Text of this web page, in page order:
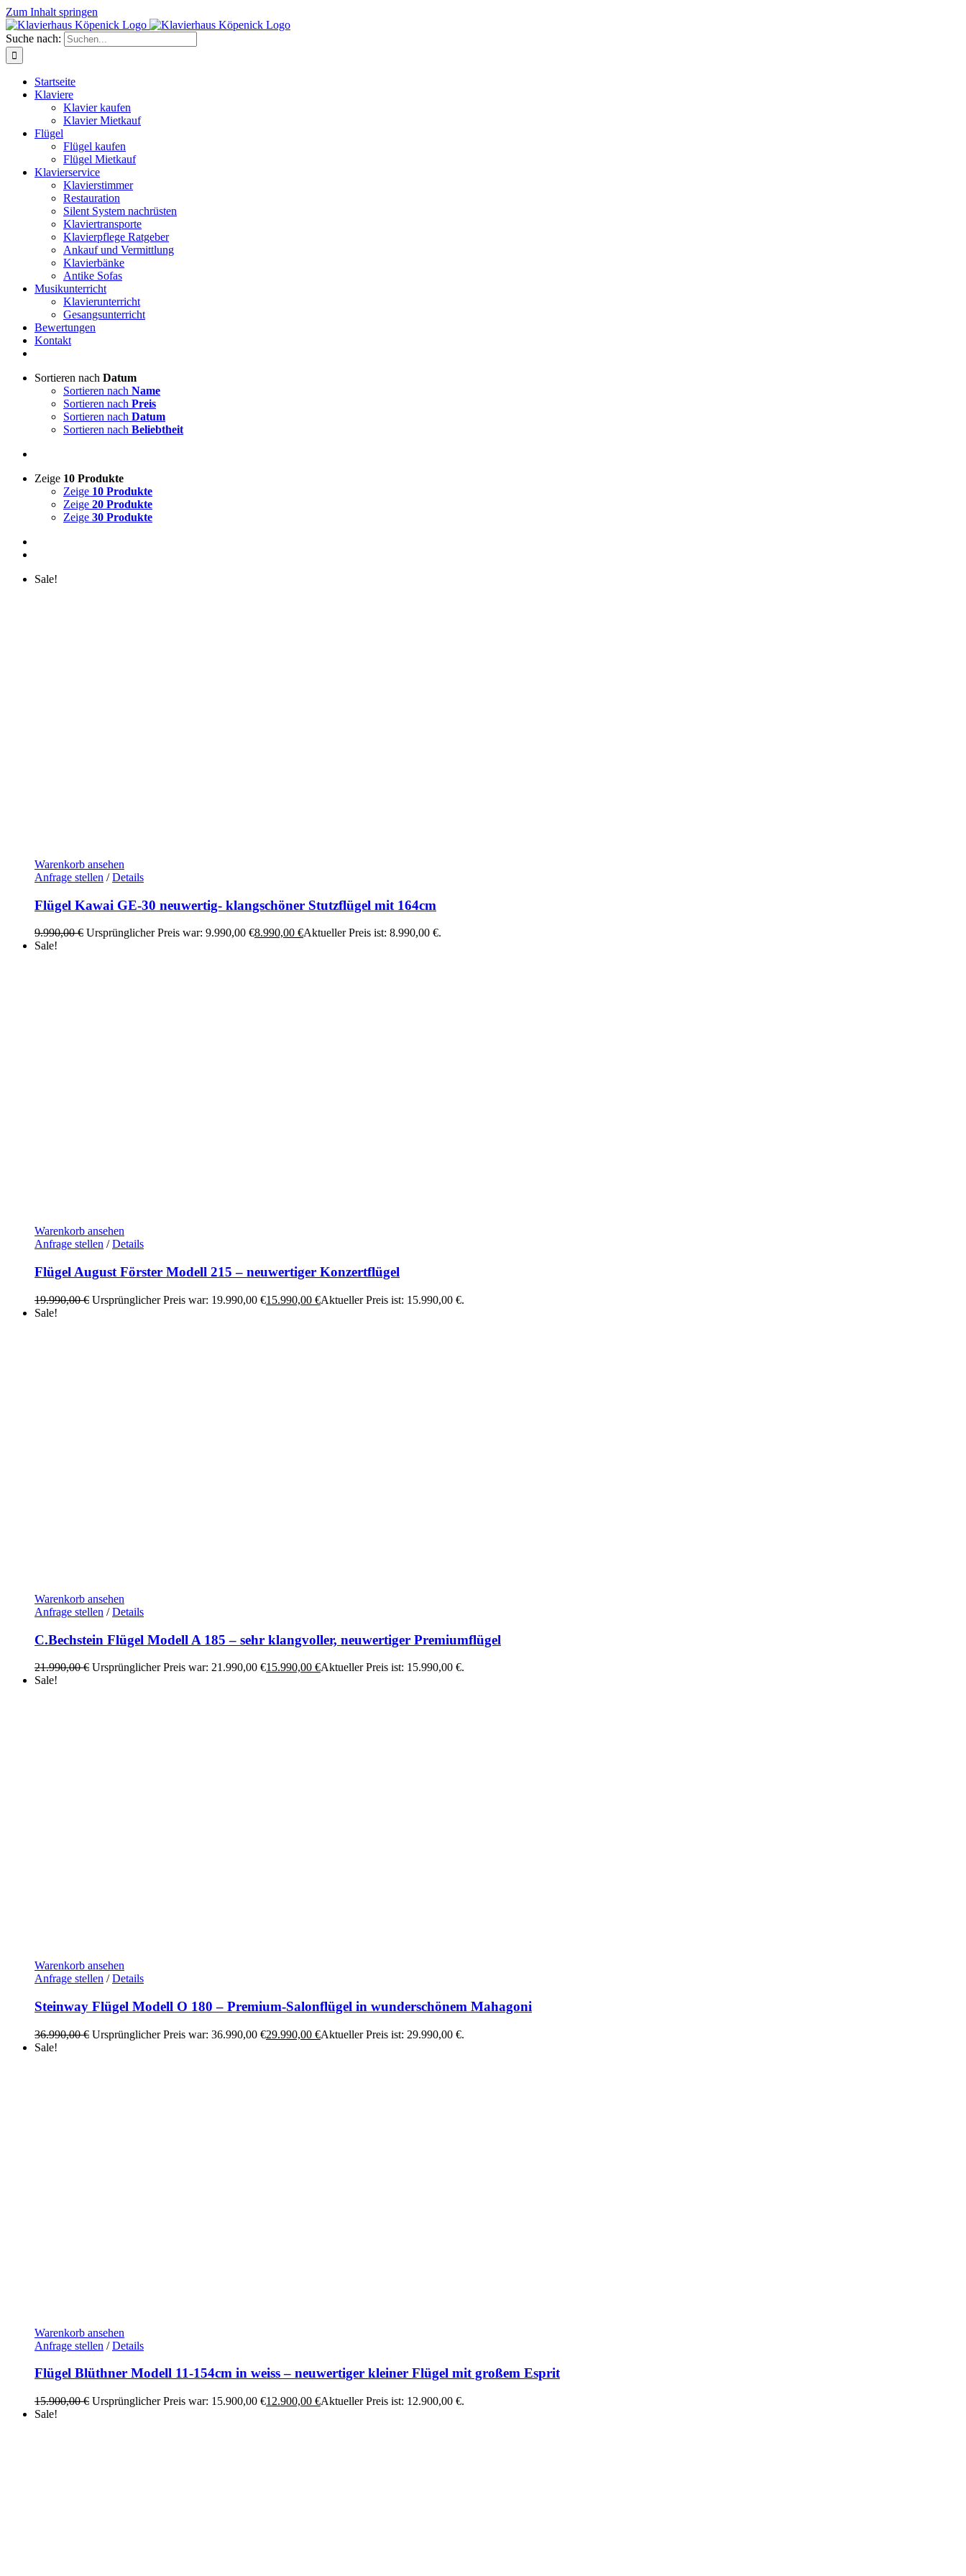
Zum Inhalt springen
Suche nach:
Startseite
Klaviere
Klavier kaufen
Klavier Mietkauf
Flügel
Flügel kaufen
Flügel Mietkauf
Klavierservice
Klavierstimmer
Restauration
Silent System nachrüsten
Klaviertransporte
Klavierpflege Ratgeber
Ankauf und Vermittlung
Klavierbänke
Antike Sofas
Musikunterricht
Klavierunterricht
Gesangsunterricht
Bewertungen
Kontakt
Sortieren nach Datum
Sortieren nach Name
Sortieren nach Preis
Sortieren nach Datum
Sortieren nach Beliebtheit
Zeige 10 Produkte
Zeige 10 Produkte
Zeige 20 Produkte
Zeige 30 Produkte
Sale!
Warenkorb ansehen
Anfrage stellen / Details
Flügel Kawai GE-30 neuwertig- klangschöner Stutzflügel mit 164cm
9.990,00€ Ursprünglicher Preis war: 9.990,00 €8.990,00 €Aktueller Preis ist: 8.990,00 €.
Sale!
Warenkorb ansehen
Anfrage stellen / Details
Flügel August Förster Modell 215 – neuwertiger Konzertflügel
19.990,00€ Ursprünglicher Preis war: 19.990,00 €15.990,00 €Aktueller Preis ist: 15.990,00 €.
Sale!
Warenkorb ansehen
Anfrage stellen / Details
C.Bechstein Flügel Modell A 185 – sehr klangvoller, neuwertiger Premiumflügel
21.990,00€ Ursprünglicher Preis war: 21.990,00 €15.990,00 €Aktueller Preis ist: 15.990,00 €.
Sale!
Warenkorb ansehen
Anfrage stellen / Details
Steinway Flügel Modell O 180 – Premium-Salonflügel in wunderschönem Mahagoni
36.990,00€ Ursprünglicher Preis war: 36.990,00 €29.990,00 €Aktueller Preis ist: 29.990,00 €.
Sale!
Warenkorb ansehen
Anfrage stellen / Details
Flügel Blüthner Modell 11-154cm in weiss – neuwertiger kleiner Flügel mit großem Esprit
15.900,00€ Ursprünglicher Preis war: 15.900,00 €12.900,00 €Aktueller Preis ist: 12.900,00 €.
Sale!